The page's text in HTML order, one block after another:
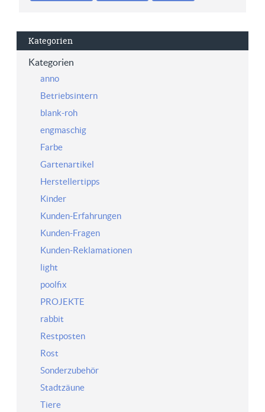
Kategorien
Kategorien
anno
Betriebsintern
blank-roh
engmaschig
Farbe
Gartenartikel
Herstellertipps
Kinder
Kunden-Erfahrungen
Kunden-Fragen
Kunden-Reklamationen
light
poolfix
PROJEKTE
rabbit
Restposten
Rost
Sonderzubehör
Stadtzäune
Tiere